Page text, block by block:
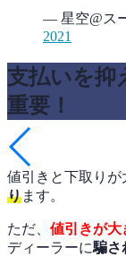
— 星空@ス
2021
支払いを抑
重要！
値引きと下取りが
ります。
ただ、 値引きが大
ディーラーに騙さ